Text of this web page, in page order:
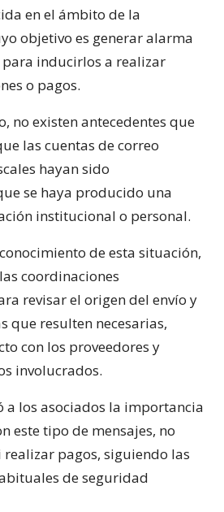
en el ámbito de la
objetivo es generar alarma
inducirlos a realizar
o pagos.
no existen antecedentes que
las cuentas de correo
hayan sido
se haya producido una
institucional o personal.
de esta situación,
coordinaciones
revisar el origen del envío y
que resulten necesarias,
con los proveedores y
involucrados.
a los asociados la importancia
este tipo de mensajes, no
realizar pagos, siguiendo las
de seguridad